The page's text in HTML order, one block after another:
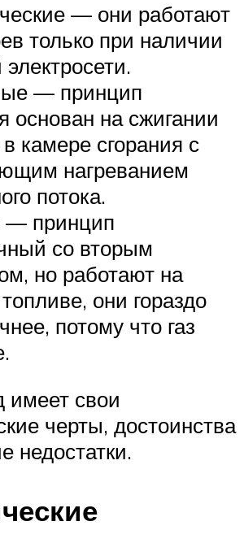
— они работают
только при наличии
— принцип
основан на сжигании
камере сгорания с
нагреванием
потока.
— принцип
со вторым
но работают на
они гораздо
потому что газ
свои
черты, достоинства
недостатки.